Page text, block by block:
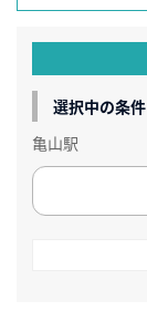
選択中の条件
亀山駅